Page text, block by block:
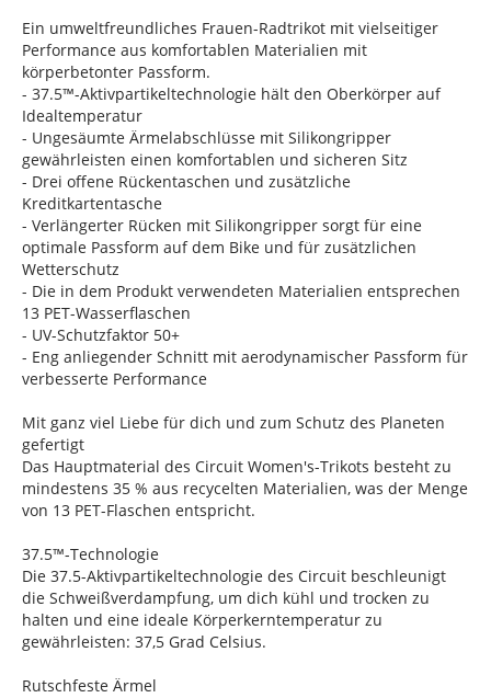
Ein umweltfreundliches Frauen-Radtrikot mit vielseitiger
Performance aus komfortablen Materialien mit
körperbetonter Passform.
- 37.5™-Aktivpartikeltechnologie hält den Oberkörper auf
Idealtemperatur
- Ungesäumte Ärmelabschlüsse mit Silikongripper
gewährleisten einen komfortablen und sicheren Sitz
- Drei offene Rückentaschen und zusätzliche
Kreditkartentasche
- Verlängerter Rücken mit Silikongripper sorgt für eine
optimale Passform auf dem Bike und für zusätzlichen
Wetterschutz
- Die in dem Produkt verwendeten Materialien entsprechen
13 PET-Wasserflaschen
- UV-Schutzfaktor 50+
- Eng anliegender Schnitt mit aerodynamischer Passform für
verbesserte Performance
Mit ganz viel Liebe für dich und zum Schutz des Planeten
gefertigt
Das Hauptmaterial des Circuit Women's-Trikots besteht zu
mindestens 35 % aus recycelten Materialien, was der Menge
von 13 PET-Flaschen entspricht.
37.5™-Technologie
Die 37.5-Aktivpartikeltechnologie des Circuit beschleunigt
die Schweißverdampfung, um dich kühl und trocken zu
halten und eine ideale Körperkerntemperatur zu
gewährleisten: 37,5 Grad Celsius.
Rutschfeste Ärmel